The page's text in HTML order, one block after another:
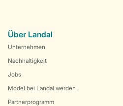
Über Landal
Unternehmen
Nachhaltigkeit
Jobs
Model bei Landal werden
Partnerprogramm